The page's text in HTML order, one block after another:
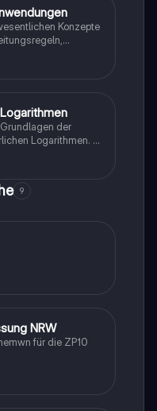
Konzepte
und das
die Vorbereitung
der
Logarithmen. Er
Ableitungen und
Ideal
und das
9
NRW
für die ZP10